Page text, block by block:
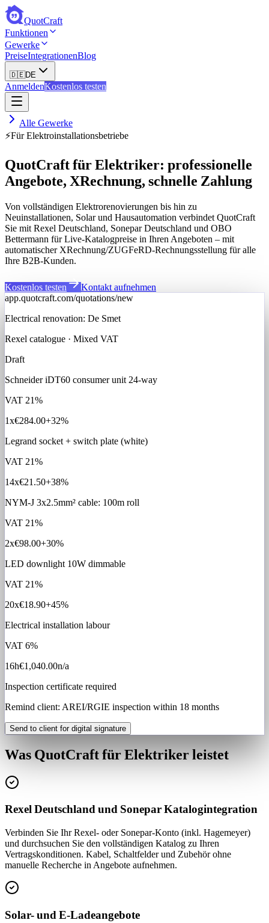
QuotCraft
Funktionen
Gewerke
PreiseIntegrationenBlog
🇩🇪DE
AnmeldenKostenlos testen
Alle Gewerke
⚡Für Elektroinstallationsbetriebe
QuotCraft für Elektriker: professionelle
Angebote, XRechnung, schnelle Zahlung
Von vollständigen Elektrorenovierungen bis hin zu
Neuinstallationen, Solar und Hausautomation verbindet QuotCraft
Sie mit Rexel Deutschland, Sonepar Deutschland und OBO
Bettermann für Live-Katalogpreise in Ihren Angeboten – mit
automatischer XRechnung/ZUGFeRD-Rechnungsstellung für alle
Ihre B2B-Kunden.
Kostenlos testen
Kontakt aufnehmen
app.quotcraft.com/quotations/new
Electrical renovation: De Smet
Rexel catalogue · Mixed VAT
Draft
Schneider iDT60 consumer unit 24-way
VAT 21%
1x€284.00+32%
Legrand socket + switch plate (white)
VAT 21%
14x€21.50+38%
NYM-J 3x2.5mm² cable: 100m roll
VAT 21%
2x€98.00+30%
LED downlight 10W dimmable
VAT 21%
20x€18.90+45%
Electrical installation labour
VAT 6%
16h€1,040.00n/a
Inspection certificate required
Remind client: AREI/RGIE inspection within 18 months
Send to client for digital signature
Was QuotCraft für Elektriker leistet
Rexel Deutschland und Sonepar Katalogintegration
Verbinden Sie Ihr Rexel- oder Sonepar-Konto (inkl. Hagemeyer)
und durchsuchen Sie den vollständigen Katalog zu Ihren
Vertragskonditionen. Kabel, Schaltfelder und Zubehör ohne
manuelle Recherche in Angebote aufnehmen.
Solar- und E-Ladeangebote